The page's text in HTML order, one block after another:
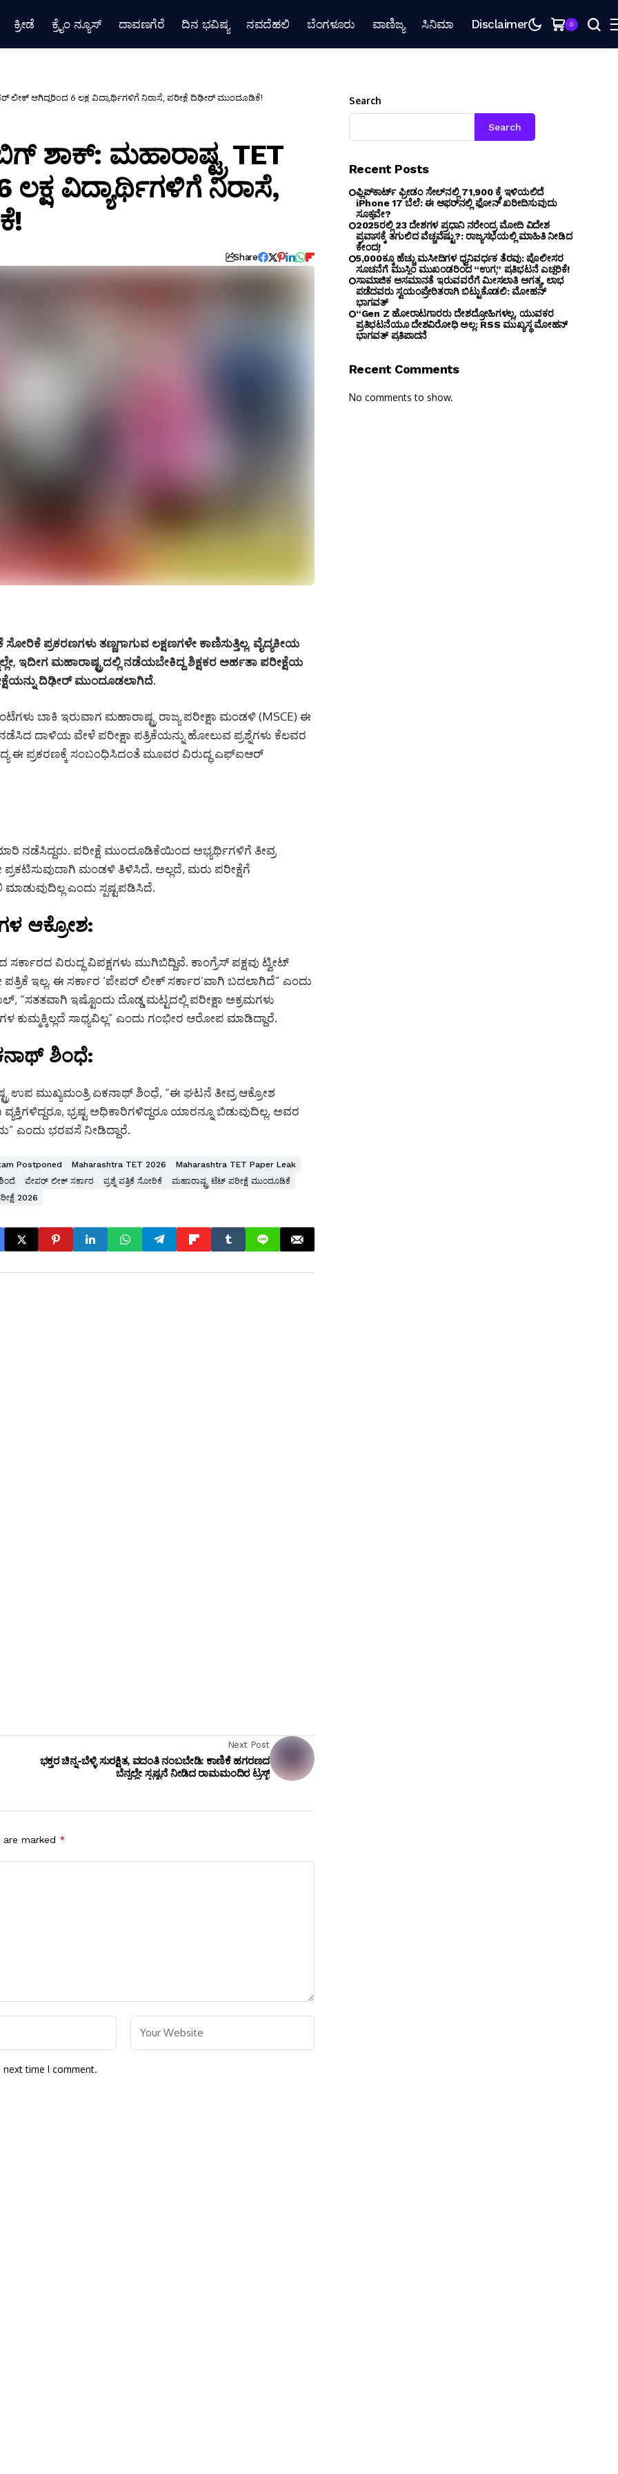
ಕ್ರೀಡೆ ಕ್ರೈಂ ನ್ಯೂಸ್ ದಾವಣಗೆರೆ ದಿನ ಭವಿಷ್ಯ ನವದೆಹಲಿ ಬೆಂಗಳೂರು ವಾಣಿಜ್ಯ ಸಿನಿಮಾ Disclaimer 0
ಲೀಕ್ ಆಗಿದ್ದರಿಂದ 6 ಲಕ್ಷ ವಿದ್ಯಾರ್ಥಿಗಳಿಗೆ ನಿರಾಸೆ, ಪರೀಕ್ಷೆ ದಿಢೀರ್ ಮುಂದೂಡಿಕೆ!
ಶಾಕ್: ಮಹಾರಾಷ್ಟ್ರ TET
ವಿದ್ಯಾರ್ಥಿಗಳಿಗೆ ನಿರಾಸೆ,
Share
ಸೋರಿಕೆ ಪ್ರಕರಣಗಳು ತಣ್ಣಗಾಗುವ ಲಕ್ಷಣಗಳೇ ಕಾಣಿಸುತ್ತಿಲ್ಲ. ವೈದ್ಯಕೀಯ
ಇದೀಗ ಮಹಾರಾಷ್ಟ್ರದಲ್ಲಿ ನಡೆಯಬೇಕಿದ್ದ ಶಿಕ್ಷಕರ ಅರ್ಹತಾ ಪರೀಕ್ಷೆಯ
ದಿಢೀರ್ ಮುಂದೂಡಲಾಗಿದೆ.
ಬಾಕಿ ಇರುವಾಗ ಮಹಾರಾಷ್ಟ್ರ ರಾಜ್ಯ ಪರೀಕ್ಷಾ ಮಂಡಳಿ (MSCE) ಈ
ದಾಳಿಯ ವೇಳೆ ಪರೀಕ್ಷಾ ಪತ್ರಿಕೆಯನ್ನು ಹೋಲುವ ಪ್ರಶ್ನೆಗಳು ಕೆಲವರ
ಈ ಪ್ರಕರಣಕ್ಕೆ ಸಂಬಂಧಿಸಿದಂತೆ ಮೂವರ ವಿರುದ್ಧ ಎಫ್‌ಐಆರ್
ನಡೆಸಿದ್ದರು. ಪರೀಕ್ಷೆ ಮುಂದೂಡಿಕೆಯಿಂದ ಅಭ್ಯರ್ಥಿಗಳಿಗೆ ತೀವ್ರ
ಪ್ರಕಟಿಸುವುದಾಗಿ ಮಂಡಳಿ ತಿಳಿಸಿದೆ. ಅಲ್ಲದೆ, ಮರು ಪರೀಕ್ಷೆಗೆ
ಎಂದು ಸ್ಪಷ್ಟಪಡಿಸಿದೆ.
ಆಕ್ರೋಶ:
ವಿರುದ್ಧ ವಿಪಕ್ಷಗಳು ಮುಗಿಬಿದ್ದಿವೆ. ಕಾಂಗ್ರೆಸ್ ಪಕ್ಷವು ಟ್ವೀಟ್
ಇಲ್ಲ. ಈ ಸರ್ಕಾರ ‘ಪೇಪರ್ ಲೀಕ್ ಸರ್ಕಾರ’ವಾಗಿ ಬದಲಾಗಿದೆ” ಎಂದು
ಇಷ್ಟೊಂದು ದೊಡ್ಡ ಮಟ್ಟದಲ್ಲಿ ಪರೀಕ್ಷಾ ಅಕ್ರಮಗಳು
ಕುಮ್ಮಕ್ಕಿಲ್ಲದೆ ಸಾಧ್ಯವಿಲ್ಲ” ಎಂದು ಗಂಭೀರ ಆರೋಪ ಮಾಡಿದ್ದಾರೆ.
ಶಿಂಧೆ:
ಉಪ ಮುಖ್ಯಮಂತ್ರಿ ಏಕನಾಥ್ ಶಿಂಧೆ, “ಈ ಘಟನೆ ತೀವ್ರ ಆಕ್ರೋಶ
ಭ್ರಷ್ಟ ಅಧಿಕಾರಿಗಳಿದ್ದರೂ ಯಾರನ್ನೂ ಬಿಡುವುದಿಲ್ಲ. ಅವರ
ಎಂದು ಭರವಸೆ ನೀಡಿದ್ದಾರೆ.
Postponed Maharashtra TET 2026
Maharashtra TET Paper Leak
ಪೇಪರ್ ಲೀಕ್ ಸರ್ಕಾರ ಪ್ರಶ್ನೆ ಪತ್ರಿಕೆ ಸೋರಿಕೆ
ಮಹಾರಾಷ್ಟ್ರ ಟೆಟ್ ಪರೀಕ್ಷೆ ಮುಂದೂಡಿಕೆ
2026
Next Post
ಭಕ್ತರ ಚಿನ್ನ-ಬೆಳ್ಳಿ ಸುರಕ್ಷಿತ, ವದಂತಿ ನಂಬಬೇಡಿ: ಕಾಣಿಕೆ ಹಗರಣದ
ಬೆನ್ನಲ್ಲೇ ಸ್ಪಷ್ಟನೆ ನೀಡಿದ ರಾಮಮಂದಿರ ಟ್ರಸ್ಟ್
are marked *
time I comment.
Search
Search
Recent Posts
ಫ್ಲಿಪ್‌ಕಾರ್ಟ್ ಫ್ರೀಡಂ ಸೇಲ್‌ನಲ್ಲಿ ₹71,900 ಕ್ಕೆ ಇಳಿಯಲಿದೆ
iPhone 17 ಬೆಲೆ: ಈ ಆಫರ್‌ನಲ್ಲಿ ಫೋನ್ ಖರೀದಿಸುವುದು
ಸೂಕ್ತವೇ?
2025ರಲ್ಲಿ 23 ದೇಶಗಳ ಪ್ರಧಾನಿ ನರೇಂದ್ರ ಮೋದಿ ವಿದೇಶ
ಪ್ರವಾಸಕ್ಕೆ ತಗುಲಿದ ವೆಚ್ಚವೆಷ್ಟು?: ರಾಜ್ಯಸಭೆಯಲ್ಲಿ ಮಾಹಿತಿ ನೀಡಿದ
ಕೇಂದ್ರ!
5,000ಕ್ಕೂ ಹೆಚ್ಚು ಮಸೀದಿಗಳ ಧ್ವನಿವರ್ಧಕ ತೆರವು: ಪೊಲೀಸರ
ಸೂಚನೆಗೆ ಮುಸ್ಲಿಂ ಮುಖಂಡರಿಂದ “ಉಗ್ರ” ಪ್ರತಿಭಟನೆ ಎಚ್ಚರಿಕೆ!
ಸಾಮಾಜಿಕ ಅಸಮಾನತೆ ಇರುವವರೆಗೆ ಮೀಸಲಾತಿ ಅಗತ್ಯ, ಲಾಭ
ಪಡೆದವರು ಸ್ವಯಂಪ್ರೇರಿತರಾಗಿ ಬಿಟ್ಟುಕೊಡಲಿ: ಮೋಹನ್
ಭಾಗವತ್
“Gen Z ಹೋರಾಟಗಾರರು ದೇಶದ್ರೋಹಿಗಳಲ್ಲ, ಯುವಕರ
ಪ್ರತಿಭಟನೆಯೂ ದೇಶವಿರೋಧಿ ಅಲ್ಲ: RSS ಮುಖ್ಯಸ್ಥ ಮೋಹನ್
ಭಾಗವತ್ ಪ್ರತಿಪಾದನೆ
Recent Comments
No comments to show.